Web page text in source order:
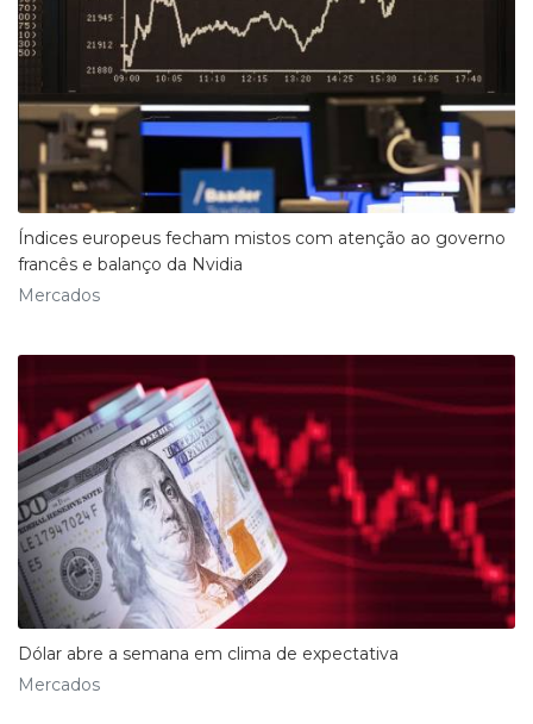
Índices europeus fecham mistos com atenção ao governo
francês e balanço da Nvidia
Mercados
Dólar abre a semana em clima de expectativa
Mercados